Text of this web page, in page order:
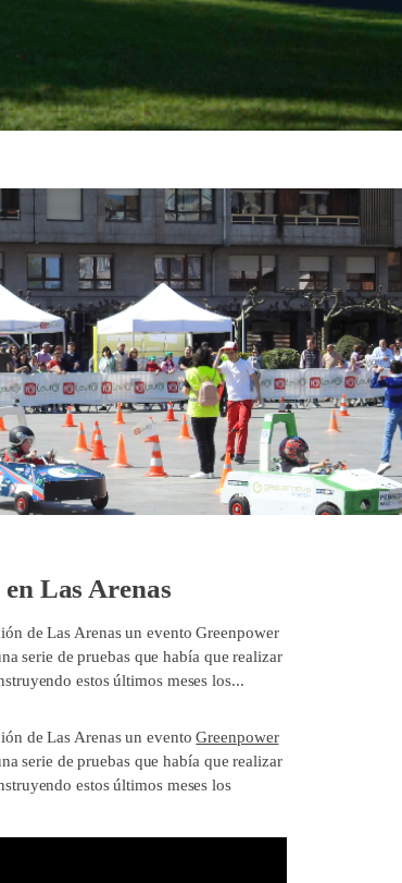
Las Arenas
de Las Arenas un evento Greenpower
serie de pruebas que había que realizar
estos últimos meses los...
de Las Arenas un eventoGreenpower
serie de pruebas que había que realizar
estos últimos meses los